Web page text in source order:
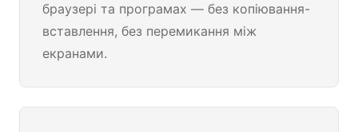
браузері та програмах — без копіювання-
вставлення, без перемикання між
екранами.